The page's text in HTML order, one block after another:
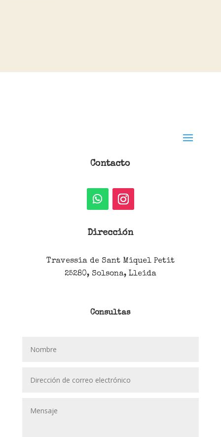
Contacto
Dirección
Travessia de Sant Miquel Petit
25280, Solsona, Lleida
Consultas